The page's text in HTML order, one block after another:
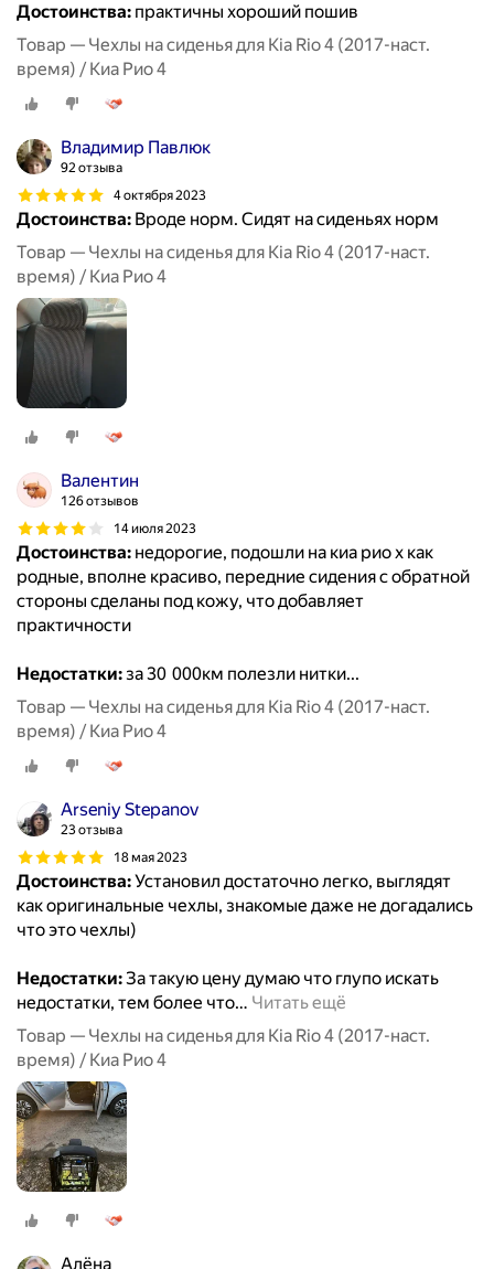
Достоинства: практичны хороший пошив
Товар — Чехлы на сиденья для Kia Rio 4 (2017-наст.
время) / Киа Рио 4
Владимир Павлюк
92 отзыва
4 октября 2023
Достоинства: Вроде норм. Сидят на сиденьях норм
Товар — Чехлы на сиденья для Kia Rio 4 (2017-наст.
время) / Киа Рио 4
Валентин
126 отзывов
14 июля 2023
Достоинства: недорогие, подошли на киа рио х как
родные, вполне красиво, передние сидения с обратной
стороны сделаны под кожу, что добавляет
практичности
Недостатки:за 30 000км полезли нитки...
Товар — Чехлы на сиденья для Kia Rio 4 (2017-наст.
время) / Киа Рио 4
Arseniy Stepanov
23 отзыва
18 мая 2023
Достоинства:Установил достаточно легко, выглядят
как оригинальные чехлы, знакомые даже не догадались
что это чехлы)
Недостатки:За такую цену думаю что глупо искать
недостатки, тем более что… Читать ещё
Товар — Чехлы на сиденья для Kia Rio 4 (2017-наст.
время) / Киа Рио 4
Алёна